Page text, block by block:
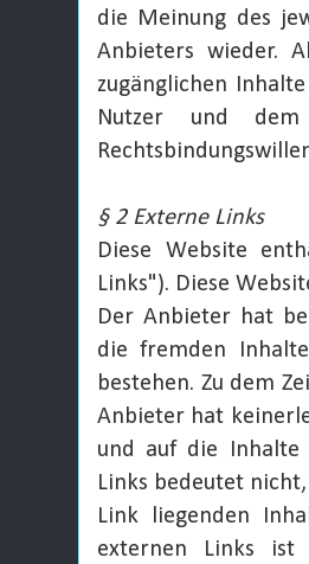
die Meinung des
Anbieters wieder.
zugänglichen
Nutzer und
§ 2 Externe Links
Diese Website
Links"). Diese
Der Anbieter hat
die fremden
bestehen. Zu dem
Anbieter hat
und auf die Inhalte
Links bedeutet
Link liegenden
externen Links